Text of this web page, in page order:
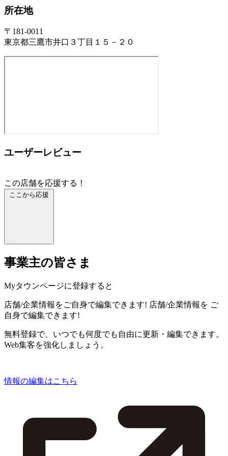
所在地
〒181-0011
東京都三鷹市井口３丁目１５－２０
ユーザーレビュー
この店舗を応援する！
ここから応援
事業主の皆さま
Myタウンページに登録すると
店舗/企業情報をご自身で編集できます! 店舗/企業情報を ご
自身で編集できます!
無料登録で、いつでも何度でも自由に更新・編集できます。
Web集客を強化しましょう。
情報の編集はこちら